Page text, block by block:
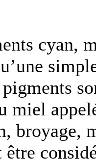
cyan,
miel
broyage,
être